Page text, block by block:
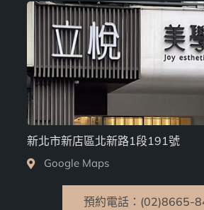
新北市新店區北新路1段191號
Google Maps
預約電話：(02)8665-